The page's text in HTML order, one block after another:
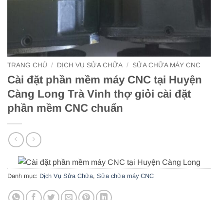
TRANG CHỦ / DỊCH VỤ SỬA CHỮA / SỬA CHỮA MÁY CNC
Cài đặt phần mềm máy CNC tại Huyện
Càng Long Trà Vinh thợ giỏi cài đặt
phần mềm CNC chuẩn
Danh mục: Dịch Vụ Sửa Chữa, Sửa chữa máy CNC